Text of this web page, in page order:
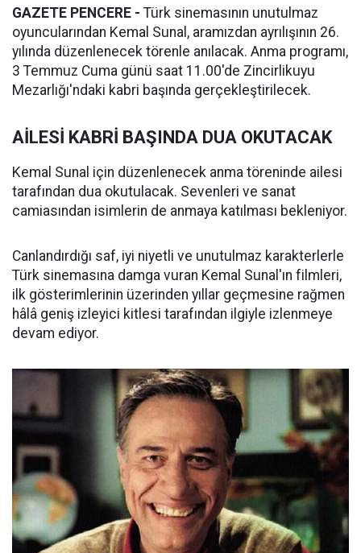
GAZETE PENCERE - Türk sinemasının unutulmaz
oyuncularından Kemal Sunal, aramızdan ayrılışının 26.
yılında düzenlenecek törenle anılacak. Anma programı,
3 Temmuz Cuma günü saat 11.00'de Zincirlikuyu
Mezarlığı'ndaki kabri başında gerçekleştirilecek.
AİLESİ KABRİ BAŞINDA DUA OKUTACAK
Kemal Sunal için düzenlenecek anma töreninde ailesi
tarafından dua okutulacak. Sevenleri ve sanat
camiasından isimlerin de anmaya katılması bekleniyor.
Canlandırdığı saf, iyi niyetli ve unutulmaz karakterlerle
Türk sinemasına damga vuran Kemal Sunal'ın filmleri,
ilk gösterimlerinin üzerinden yıllar geçmesine rağmen
hâlâ geniş izleyici kitlesi tarafından ilgiyle izlenmeye
devam ediyor.